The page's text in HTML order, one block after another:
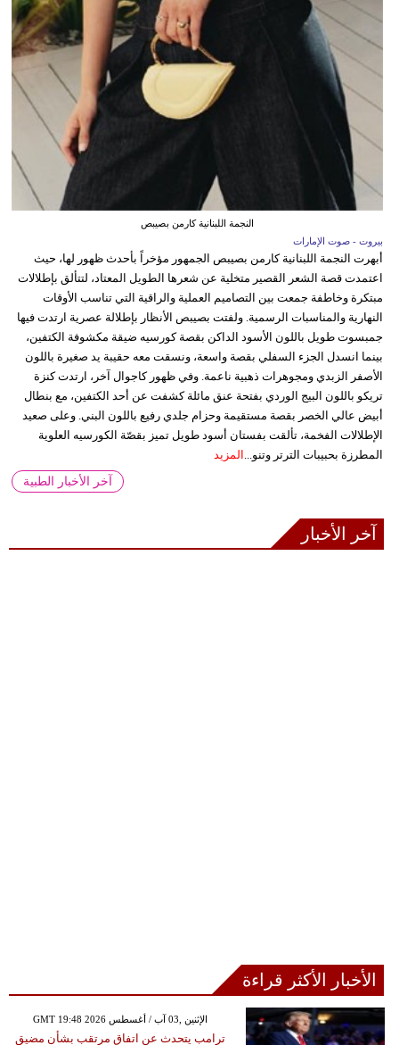
النجمة اللبنانية كارمن بصيبص
بيروت - صوت الإمارات
أبهرت النجمة اللبنانية كارمن بصيبص الجمهور مؤخراً بأحدث ظهور لها، حيث
اعتمدت قصة الشعر القصير متخلية عن شعرها الطويل المعتاد، لتتألق بإطلالات
مبتكرة وخاطفة جمعت بين التصاميم العملية والراقية التي تناسب الأوقات
النهارية والمناسبات الرسمية. ولفتت بصيبص الأنظار بإطلالة عصرية ارتدت فيها
جمبسوت طويل باللون الأسود الداكن بقصة كورسيه ضيقة مكشوفة الكتفين،
بينما انسدل الجزء السفلي بقصة واسعة، ونسقت معه حقيبة يد صغيرة باللون
الأصفر الزبدي ومجوهرات ذهبية ناعمة. وفي ظهور كاجوال آخر، ارتدت كنزة
تريكو باللون البيج الوردي بفتحة عنق مائلة كشفت عن أحد الكتفين، مع بنطال
أبيض عالي الخصر بقصة مستقيمة وحزام جلدي رفيع باللون البني. وعلى صعيد
الإطلالات الفخمة، تألقت بفستان أسود طويل تميز بقصّة الكورسيه العلوية
المطرزة بحبيبات الترتر وتنو... المزيد
آخر الأخبار الطبية
آخر الأخبار
الأخبار الأكثر قراءة
GMT 19:48 2026 الإثنين ,03 آب / أغسطس
ترامب يتحدث عن اتفاق مرتقب بشأن مضيق